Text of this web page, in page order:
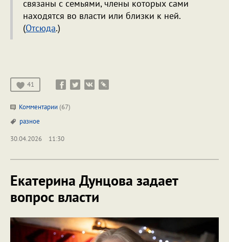
связаны с семьями, члены которых сами
находятся во власти или близки к ней.
(Отсюда.)
41
Комментарии (67)
разное
30.04.2026
11:30
Екатерина Дунцова задает
вопрос власти